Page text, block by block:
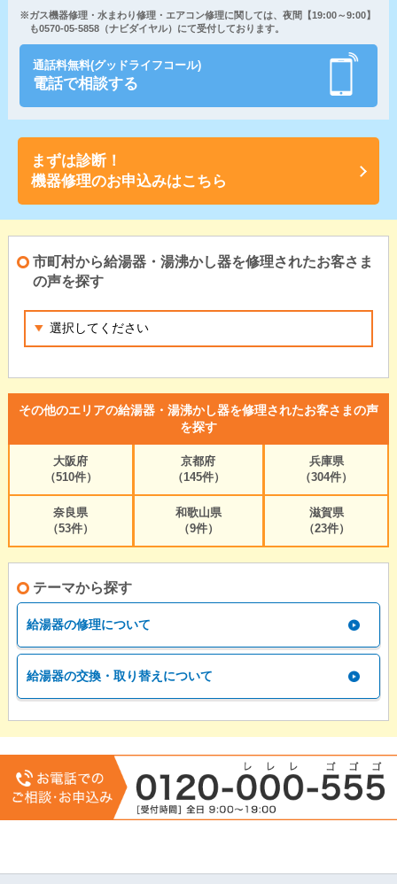
※ガス機器修理・水まわり修理・エアコン修理に関しては、夜間【19:00～9:00】
も0570-05-5858（ナビダイヤル）にて受付しております。
通話料無料(グッドライフコール)
電話で相談する
まずは診断！
機器修理のお申込みはこちら
市町村から給湯器・湯沸かし器を修理されたお客さま
の声を探す
その他のエリアの給湯器・湯沸かし器を修理されたお客さまの声
を探す
大阪府
（510件）
京都府
（145件）
兵庫県
（304件）
奈良県
（53件）
和歌山県
（9件）
滋賀県
（23件）
テーマから探す
給湯器の修理について
給湯器の交換・取り替えについて